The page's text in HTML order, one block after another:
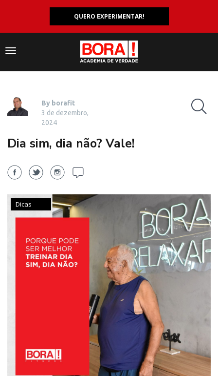
QUERO EXPERIMENTAR!
Navegação
By borafit
3 de dezembro,
2024
Dia sim, dia não? Vale!
Dicas